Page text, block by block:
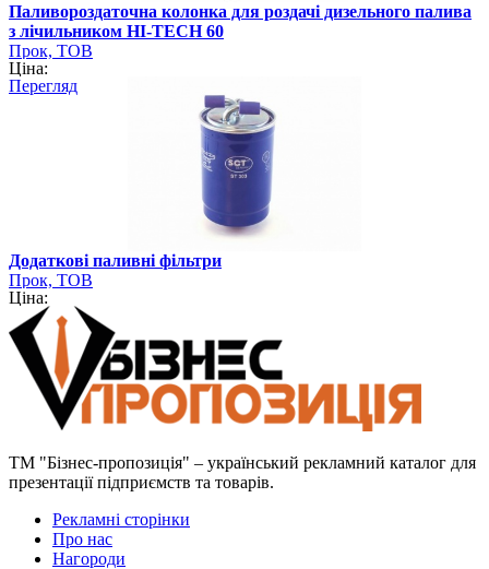
Паливороздаточна колонка для роздачі дизельного палива
з лічильником HI-TECH 60
Прок, ТОВ
Ціна:
Перегляд
Додаткові паливні фільтри
Прок, ТОВ
Ціна:
ТМ "Бізнес-пропозиція" – український рекламний каталог для
презентації підприємств та товарів.
Рекламні сторінки
Про нас
Нагороди